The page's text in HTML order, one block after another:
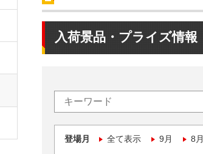
入荷景品・プライズ情報
登場月 全て表示 9月 8月